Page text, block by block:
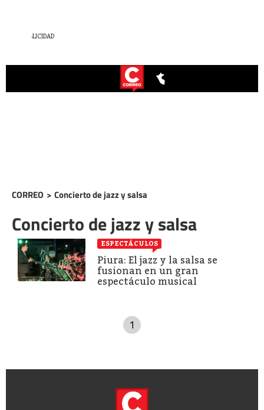
CORREO > Concierto de jazz y salsa
Concierto de jazz y salsa
ESPECTÁCULOS
Piura: El jazz y la salsa se
fusionan en un gran
espectáculo musical
1